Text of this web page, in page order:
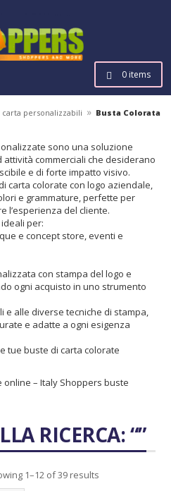
0 items
carta personalizzabili » Busta Colorata
sono una soluzione
commerciali che desiderano
e di forte impatto visivo.
carta colorate con logo aziendale,
e grammature, perfette per
l’esperienza del cliente.
per:
e concept store, eventi e
con stampa del logo e
ogni acquisto in uno strumento
e alle diverse tecniche di stampa,
e adatte a ogni esigenza
tue buste di carta colorate
– Italy Shoppers buste
RICERCA: “”
1–12 of 39 results